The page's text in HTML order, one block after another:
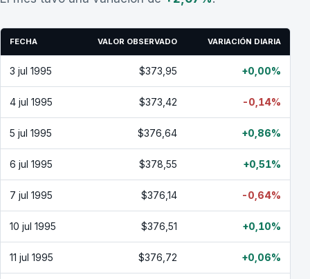
FECHA VALOR OBSERVADO VARIACIÓN DIARIA
3 jul 1995 $373,95 +0,00%
4 jul 1995 $373,42 -0,14%
5 jul 1995 $376,64 +0,86%
6 jul 1995 $378,55 +0,51%
7 jul 1995 $376,14 -0,64%
10 jul 1995 $376,51 +0,10%
11 jul 1995 $376,72 +0,06%